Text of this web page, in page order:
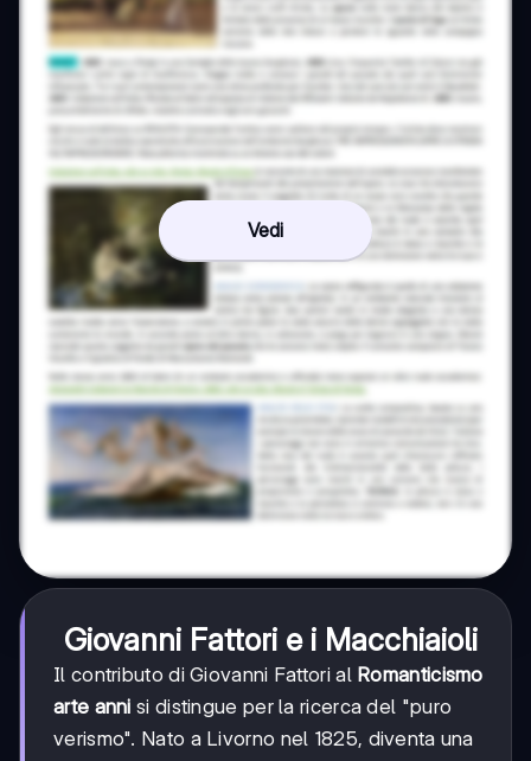
Vedi
Giovanni Fattori e i Macchiaioli
Il contributo di Giovanni Fattori al Romanticismo
arte anni si distingue per la ricerca del "puro
verismo". Nato a Livorno nel 1825, diventa una